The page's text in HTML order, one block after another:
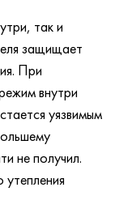
так и
защищает
При
внутри
уязвимым
не получил.